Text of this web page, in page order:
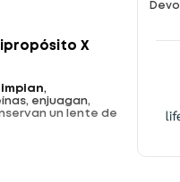
X
limpian,
enjuagan,
un lente de